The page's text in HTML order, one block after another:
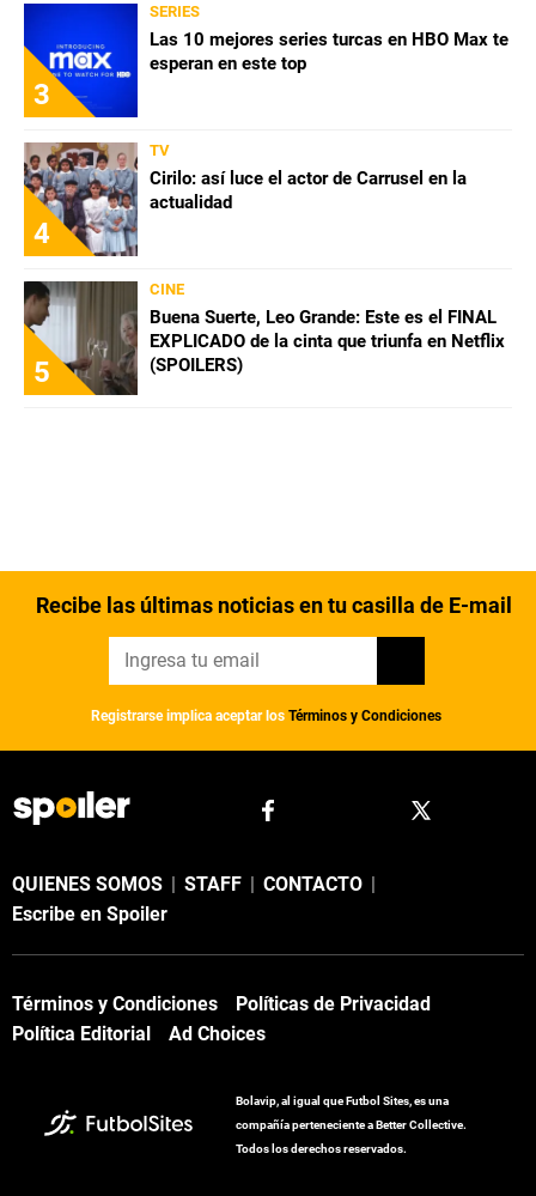
3
SERIES
Las 10 mejores series turcas en HBO Max te
esperan en este top
4
TV
Cirilo: así luce el actor de Carrusel en la
actualidad
5
CINE
Buena Suerte, Leo Grande: Este es el FINAL
EXPLICADO de la cinta que triunfa en Netflix
(SPOILERS)
Recibe las últimas noticias en tu casilla de E-mail
Registrarse implica aceptar los Términos y Condiciones
QUIENES SOMOS | STAFF | CONTACTO |
Escribe en Spoiler
Términos y Condiciones
Políticas de Privacidad
Política Editorial
Ad Choices
Bolavip, al igual que Futbol Sites, es una
compañía perteneciente a Better Collective.
Todos los derechos reservados.